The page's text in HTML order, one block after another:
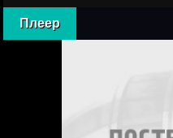
Плеер